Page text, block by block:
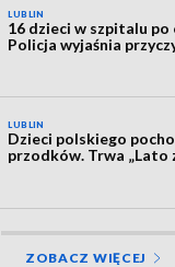
LUBLIN
16 dzieci w szpitalu
Policja wyjaśnia
LUBLIN
Dzieci polskiego
przodków. Trwa „Lato
ZOBACZ WIĘCEJ